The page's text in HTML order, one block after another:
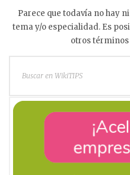
Parece que todavía no hay
tema y/o especialidad. Es
otros términos